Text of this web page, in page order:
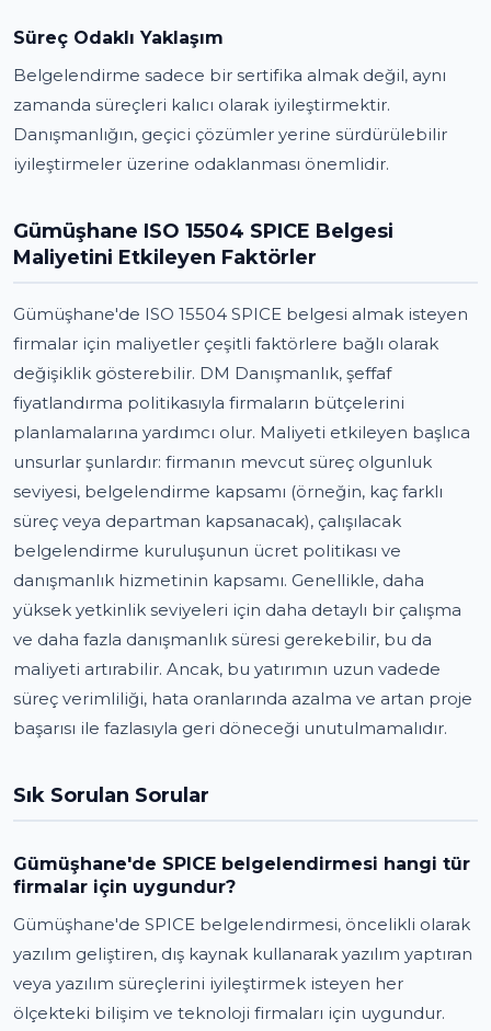
Süreç Odaklı Yaklaşım
Belgelendirme sadece bir sertifika almak değil, aynı
zamanda süreçleri kalıcı olarak iyileştirmektir.
Danışmanlığın, geçici çözümler yerine sürdürülebilir
iyileştirmeler üzerine odaklanması önemlidir.
Gümüşhane ISO 15504 SPICE Belgesi
Maliyetini Etkileyen Faktörler
Gümüşhane'de ISO 15504 SPICE belgesi almak isteyen
firmalar için maliyetler çeşitli faktörlere bağlı olarak
değişiklik gösterebilir. DM Danışmanlık, şeffaf
fiyatlandırma politikasıyla firmaların bütçelerini
planlamalarına yardımcı olur. Maliyeti etkileyen başlıca
unsurlar şunlardır: firmanın mevcut süreç olgunluk
seviyesi, belgelendirme kapsamı (örneğin, kaç farklı
süreç veya departman kapsanacak), çalışılacak
belgelendirme kuruluşunun ücret politikası ve
danışmanlık hizmetinin kapsamı. Genellikle, daha
yüksek yetkinlik seviyeleri için daha detaylı bir çalışma
ve daha fazla danışmanlık süresi gerekebilir, bu da
maliyeti artırabilir. Ancak, bu yatırımın uzun vadede
süreç verimliliği, hata oranlarında azalma ve artan proje
başarısı ile fazlasıyla geri döneceği unutulmamalıdır.
Sık Sorulan Sorular
Gümüşhane'de SPICE belgelendirmesi hangi tür
firmalar için uygundur?
Gümüşhane'de SPICE belgelendirmesi, öncelikli olarak
yazılım geliştiren, dış kaynak kullanarak yazılım yaptıran
veya yazılım süreçlerini iyileştirmek isteyen her
ölçekteki bilişim ve teknoloji firmaları için uygundur.